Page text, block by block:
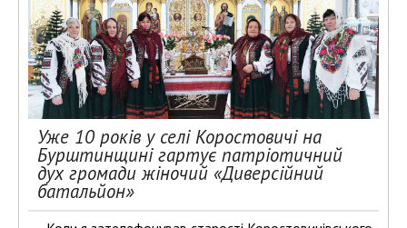
Уже 10 років у селі Коростовичі на
Бурштинщині гартує патріотичний
дух громади жіночий «Диверсійний
батальйон»